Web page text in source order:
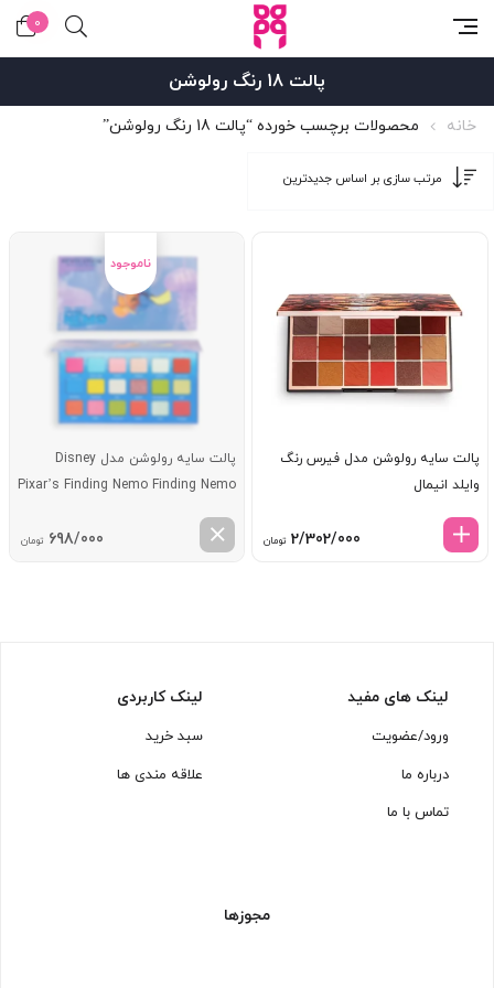
0
پالت 18 رنگ رولوشن
خانه محصولات برچسب خورده “پالت 18 رنگ رولوشن”
پالت سایه رولوشن مدل فیرس رنگ
وایلد انیمال
2/302/000 تومان
پالت سایه رولوشن مدل Disney
Pixar’s Finding Nemo Finding Nemo
698/000 تومان
لینک های مفید
ورود/عضویت
درباره ما
تماس با ما
لینک کاربردی
سبد خرید
علاقه مندی ها
مجوزها